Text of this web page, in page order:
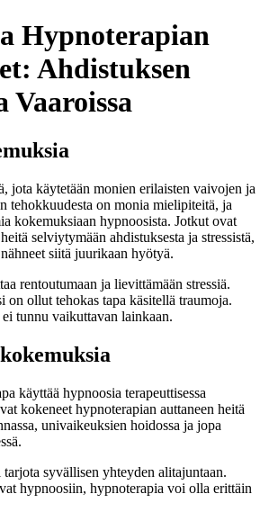
Hypnoterapian
Ahdistuksen
Vaaroissa
jota käytetään monien erilaisten vaivojen ja
tehokkuudesta on monia mielipiteitä, ja
kokemuksiaan hypnoosista. Jotkut ovat
selviytymään ahdistuksesta ja stressistä,
siitä juurikaan hyötyä.
rentoutumaan ja lievittämään stressiä.
on ollut tehokas tapa käsitellä traumoja.
tunnu vaikuttavan lainkaan.
käyttää hypnoosia terapeuttisessa
kokeneet hypnoterapian auttaneen heitä
univaikeuksien hoidossa ja jopa
syvällisen yhteyden alitajuntaan.
hypnoosiin, hypnoterapia voi olla erittäin